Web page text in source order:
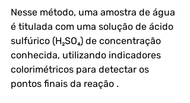
Nesse método, uma amostra de água
é titulada com uma solução de ácido
sulfúrico (H₂SO₄) de concentração
conhecida, utilizando indicadores
colorimétricos para detectar os
pontos finais da reação .